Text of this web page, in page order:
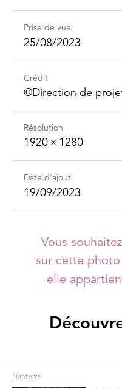
Prise de vue
25/08/2023
Crédit
©Direction de
Résolution
1920 × 1280
Date d'ajout
19/09/2023
Vous
sur cette
elle
Nanterre